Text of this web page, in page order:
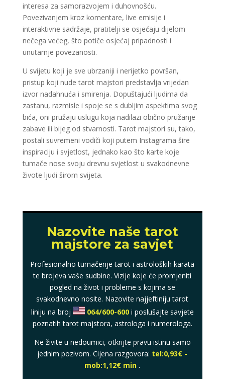
interesa za samorazvojem i duhovnošću.
Povezivanjem kroz komentare, live emisije i
interaktivne sadržaje, pratitelji se osjećaju dijelom
nečega većeg, što potiče osjećaj pripadnosti i
unutarnje povezanosti.
U svijetu koji je sve ubrzaniji i nerijetko površan,
pristup koji nude tarot majstori predstavlja vrijedan
izvor nadahnuća i smirenja. Dopuštajući ljudima da
zastanu, razmisle i spoje se s dubljim aspektima svog
bića, oni pružaju uslugu koja nadilazi obično pružanje
zabave ili bijeg od stvarnosti. Tarot majstori su, tako,
postali suvremeni vodiči koji putem Instagrama šire
inspiraciju i svjetlost, jednako kao što karte koje
tumače nose svoju drevnu svjetlost u svakodnevne
živote ljudi širom svijeta.
Nazovite naše tarot
majstore za savjet
Profesionalno tumačenje tarot i astroloških karata
te brojeva vaše sudbine. Vizije koje će promjeniti
pogled na život i probleme s kojima se
svakodnevno nosite. Nazovite najjeftiniju tarot
liniju na broj
064/600-600 i poslušajte savjete
poznatih tarot majstora, astrologa i numerologa.
Ne živite u nedoumici, otkrijte pravu istinu samo
jednim pozivom. Cijena razgovora: tel:0,93€ -
mob:1,12€ min .
STOJA/ Kod 31